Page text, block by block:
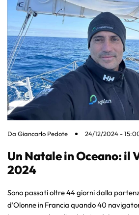
Da Giancarlo Pedote 24/12/2024 -
Un Natale in Oceano: il
2024
Sono passati oltre 44 giorni dalla
d’Olonne in Francia quando 40